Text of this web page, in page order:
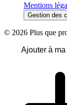
Mentions
Gestion des
© 2026 Plus que
Ajouter à